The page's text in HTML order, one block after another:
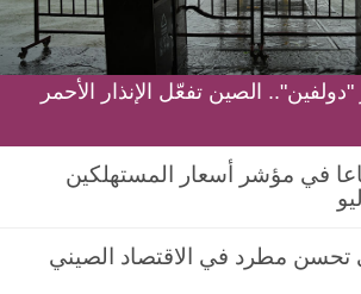
الصين تفعّل الإنذار الأحمر
في مؤشر أسعار المستهلكين
تحسن مطرد في الاقتصاد الصيني